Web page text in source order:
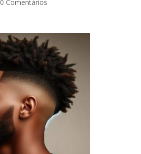
0 Comentários